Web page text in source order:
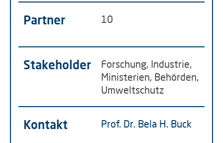
Partner 10
Stakeholder
Forschung, Industrie,
Ministerien, Behörden,
Umweltschutz
Kontakt Prof. Dr. Bela H. Buck